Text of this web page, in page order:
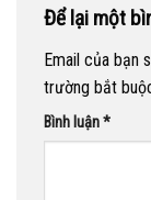
Để lại một
Email của bạn
trường bắt
Bình luận*